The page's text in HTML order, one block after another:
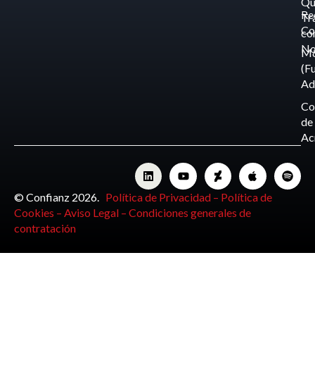
de
© Confianz 2026. Política de Privacidad – Política de
Cookies – Aviso Legal – Condiciones generales de
contratación